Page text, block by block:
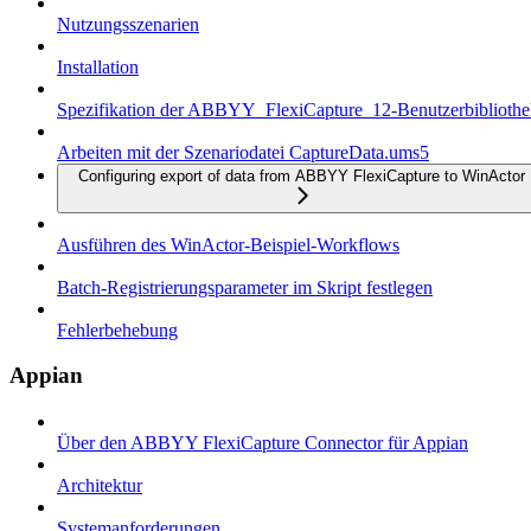
Nutzungsszenarien
Installation
Spezifikation der ABBYY_FlexiCapture_12-
Arbeiten mit der Szenariodatei CaptureData.ums5
Configuring export of data from ABBYY FlexiCapture to WinActor
Ausführen des WinActor-Beispiel-Workflows
Batch-Registrierungsparameter im Skript festlegen
Fehlerbehebung
Appian
Über den ABBYY FlexiCapture Connector für Appian
Architektur